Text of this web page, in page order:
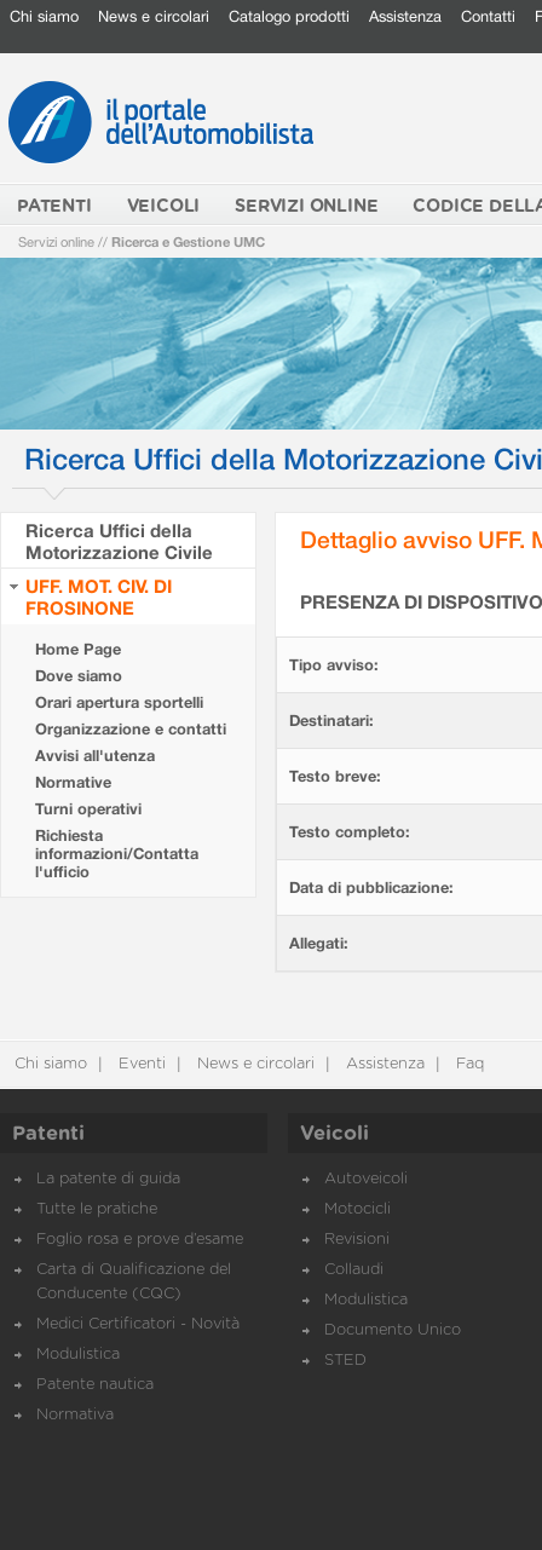
Chi siamo News e circolari Catalogo prodotti Assistenza Contatti
PATENTI VEICOLI SERVIZI ONLINE CODICE
Servizi online // Ricerca e Gestione UMC
Ricerca Uffici della Motorizzazione
Ricerca Uffici della
Motorizzazione Civile
UFF. MOT. CIV. DI
FROSINONE
Home Page
Dove siamo
Orari apertura sportelli
Organizzazione e contatti
Avvisi all'utenza
Normative
Turni operativi
Richiesta
informazioni/Contatta
l'ufficio
Dettaglio avviso UFF.
PRESENZA DI
Tipo avviso:
Destinatari:
Testo breve:
Testo completo:
Data di pubblicazione:
Allegati:
Chi siamo Eventi News e circolari Assistenza Faq
Patenti
La patente di guida
Tutte le pratiche
Foglio rosa e prove d’esame
Carta di Qualificazione del
Conducente (CQC)
Medici Certificatori - Novità
Modulistica
Patente nautica
Normativa
Veicoli
Autoveicoli
Motocicli
Revisioni
Collaudi
Modulistica
Documento Unico
STED